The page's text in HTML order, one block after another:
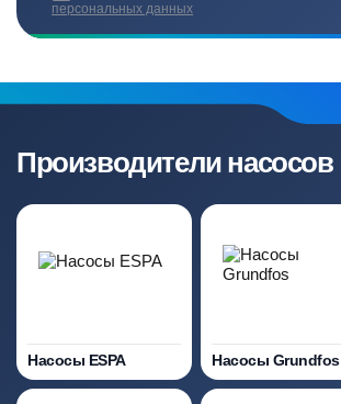
персональных данных
Производители насосов
Насосы ESPA Насосы Grundfos